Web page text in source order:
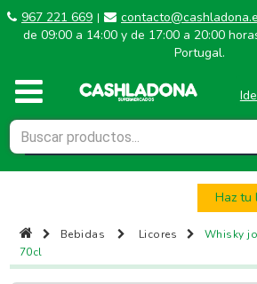
967 221 669 |
de 09:00 a 14:00 y de 17:00 a 20:00
Portugal.
Haz tu
Bebidas Licores
Whisky
70cl